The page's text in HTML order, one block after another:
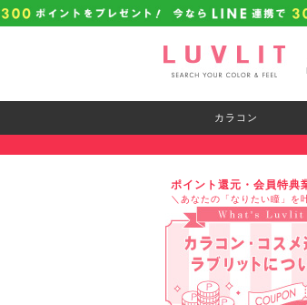
カラコン
ポイント還元・会員特典
＼あなたの「なりたい瞳」を